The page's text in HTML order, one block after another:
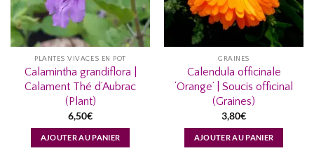
PLANTES VIVACES EN POT
Calamintha grandiflora |
Calament Thé d’Aubrac
(Plant)
6,50€
AJOUTER AU PANIER
GRAINES
Calendula officinale
‘Orange’ | Soucis officinal
(Graines)
3,80€
AJOUTER AU PANIER